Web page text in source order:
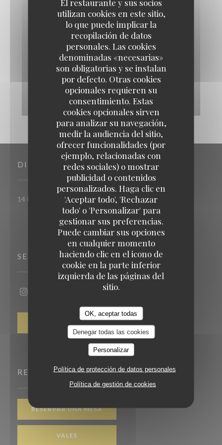
utilizan cookies en este sitio,
lo que puede implicar la
recopilación de datos
personales. Las cookies
denominadas «necesarias»
son obligatorias y se instalan
por defecto. Otras cookies
opcionales requieren su
consentimiento. Estas
cookies opcionales sirven
para analizar su navegación,
medir la audiencia del sitio,
ofrecer funcionalidades (por
ejemplo, relacionadas con
redes sociales) o mostrar
publicidad o contenidos
personalizados. Haga clic en
'Aceptar todo', 'Rechazar
todo' o 'Personalizar' para
gestionar sus preferencias.
Puede cambiar sus opciones
en cualquier momento
haciendo clic en el icono de
cookie en la parte inferior
izquierda de las páginas del
sitio.
OK, aceptar todas
Denegar todas las cookies
Personalizar
Política de protección de datos personales
Política de gestión de cookies
DIRECCIÓN
14 Rue de l'Ancienne Prison, 76000 ROUEN((abre en una nueva
SEGUIRNOS
BOLETÍN
RESERVA
RESERVAR UNA MESA
VALES